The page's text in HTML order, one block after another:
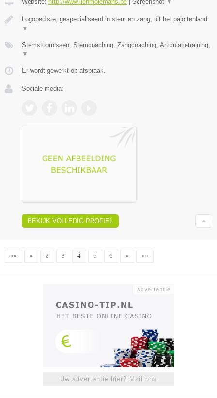
Website: http://www.lienmolemans.be Screenshot ▼
Logopediste, gespecialiseerd in stem en zang, uit het pajottenland.
▼
Stemstoornissen, Stemcoaching, Zangcoaching, Articulatietraining,
▼
Er wordt gewerkt op afspraak.
Sociale media:
BEKIJK VOLLEDIG PROFIEL
«« « 2 3 4 5 6 » »»
Uw advertentie hier? Mail ons